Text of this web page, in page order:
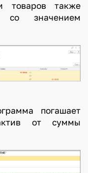
товаров также
со значением
погашает
от суммы